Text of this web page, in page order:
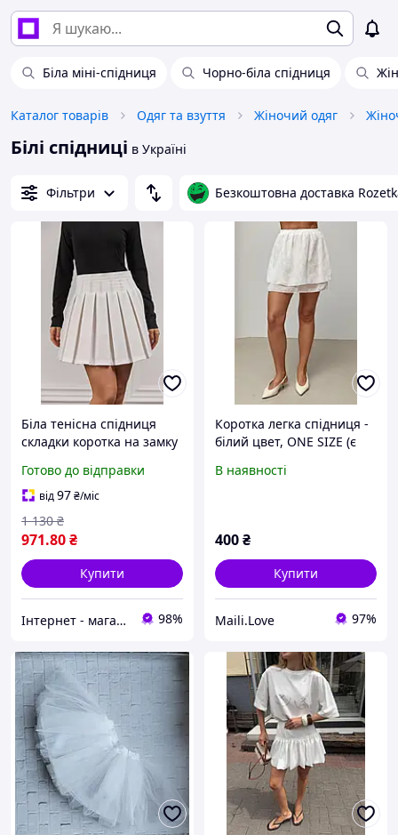
Біла міні-спідниця Чорно-біла спідниця
Каталог товарів Одяг та взуття Жіночий одяг
Білі спідниці в Україні
Фільтри Безкоштовна доставка
Біла тенісна спідниця
складки коротка на замку
Готово до відправки
від97₴/міс
971.80₴
1 130 ₴
Купити
Інтернет - магазин JEANSTON 98%
Коротка легка спідниця -
білий цвет, ONE SIZE (є
В наявності
400₴
Купити
Maili.Love 97%